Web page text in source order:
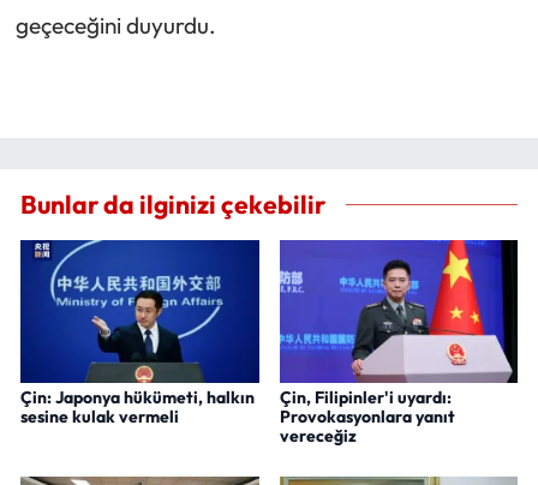
geçeceğini duyurdu.
Bunlar da ilginizi çekebilir
Çin: Japonya hükümeti, halkın
sesine kulak vermeli
Çin, Filipinler'i uyardı:
Provokasyonlara yanıt
vereceğiz